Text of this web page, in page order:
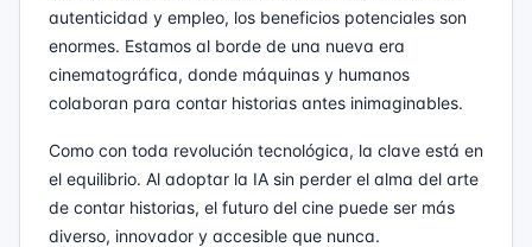
autenticidad y empleo, los beneficios potenciales son
enormes. Estamos al borde de una nueva era
cinematográfica, donde máquinas y humanos
colaboran para contar historias antes inimaginables.
Como con toda revolución tecnológica, la clave está en
el equilibrio. Al adoptar la IA sin perder el alma del arte
de contar historias, el futuro del cine puede ser más
diverso, innovador y accesible que nunca.